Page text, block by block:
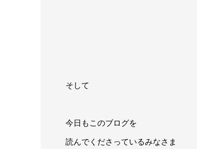
そして
今日もこのブログを
読んでくださっているみなさま